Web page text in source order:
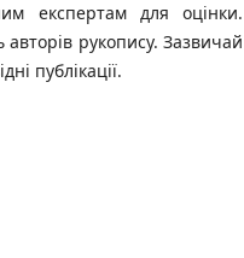
експертам для оцінки.
рукопису. Зазвичай
публікації.